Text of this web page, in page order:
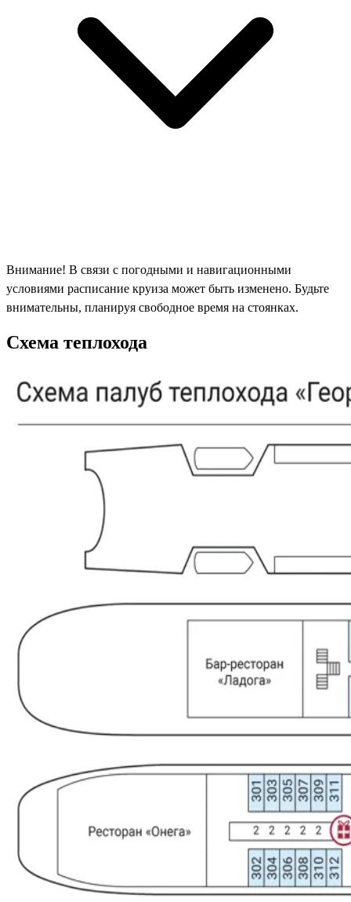
Внимание! В связи с погодными и навигационными
условиями расписание круиза может быть изменено. Будьте
внимательны, планируя свободное время на стоянках.
Схема теплохода